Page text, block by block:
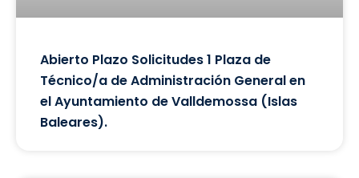
Abierto Plazo Solicitudes 1 Plaza de
Técnico/a de Administración General en
el Ayuntamiento de Valldemossa (Islas
Baleares).